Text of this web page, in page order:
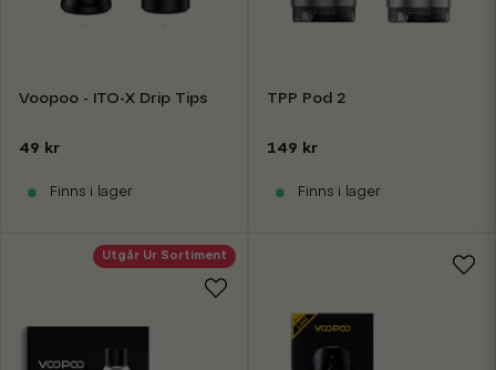
Voopoo - ITO-X Drip Tips
49 kr
Finns i lager
TPP Pod 2
149 kr
Finns i lager
Utgår Ur Sortiment